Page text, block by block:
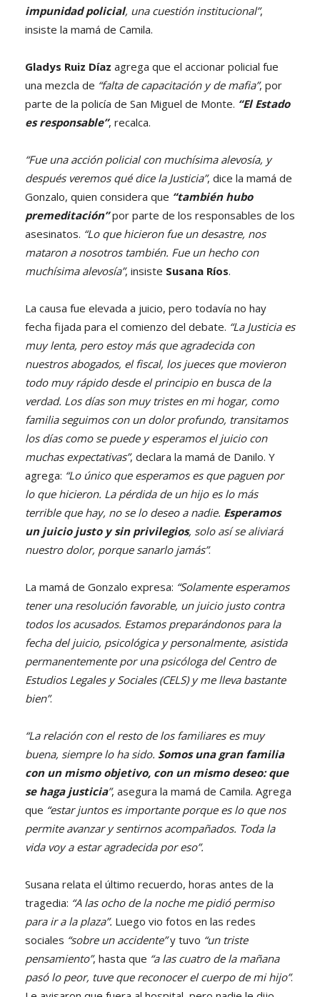
impunidad policial, una cuestión institucional”,
insiste la mamá de Camila.
Gladys Ruiz Díaz agrega que el accionar policial fue
una mezcla de “falta de capacitación y de mafia”, por
parte de la policía de San Miguel de Monte. “El Estado
es responsable”, recalca.
“Fue una acción policial con muchísima alevosía, y
después veremos qué dice la Justicia”, dice la mamá de
Gonzalo, quien considera que “también hubo
premeditación”por parte de los responsables de los
asesinatos. “Lo que hicieron fue un desastre, nos
mataron a nosotros también. Fue un hecho con
muchísima alevosía”, insiste Susana Ríos.
La causa fue elevada a juicio, pero todavía no hay
fecha fijada para el comienzo del debate. “La Justicia es
muy lenta, pero estoy más que agradecida con
nuestros abogados, el fiscal, los jueces que movieron
todo muy rápido desde el principio en busca de la
verdad. Los días son muy tristes en mi hogar, como
familia seguimos con un dolor profundo, transitamos
los días como se puede y esperamos el juicio con
muchas expectativas”, declara la mamá de Danilo. Y
agrega: “Lo único que esperamos es que paguen por
lo que hicieron. La pérdida de un hijo es lo más
terrible que hay, no se lo deseo a nadie. Esperamos
un juicio justo y sin privilegios, solo así se aliviará
nuestro dolor, porque sanarlo jamás”.
La mamá de Gonzalo expresa: “Solamente esperamos
tener una resolución favorable, un juicio justo contra
todos los acusados. Estamos preparándonos para la
fecha del juicio, psicológica y personalmente, asistida
permanentemente por una psicóloga del Centro de
Estudios Legales y Sociales (CELS) y me lleva bastante
bien”.
“La relación con el resto de los familiares es muy
buena, siempre lo ha sido. Somos una gran familia
con un mismo objetivo, con un mismo deseo: que
se haga justicia”, asegura la mamá de Camila. Agrega
que “estar juntos es importante porque es lo que nos
permite avanzar y sentirnos acompañados. Toda la
vida voy a estar agradecida por eso”.
Susana relata el último recuerdo, horas antes de la
tragedia: “A las ocho de la noche me pidió permiso
para ir a la plaza”. Luego vio fotos en las redes
sociales “sobre un accidente”y tuvo “un triste
pensamiento”, hasta que “a las cuatro de la mañana
pasó lo peor, tuve que reconocer el cuerpo de mi hijo”.